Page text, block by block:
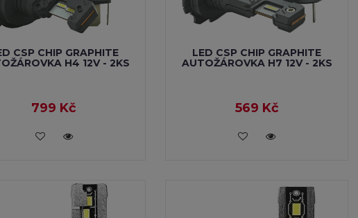
CSP CHIP GRAPHITE
H4 12V - 2KS
799 Kč
VLOŽIT DO KOŠÍKU
LED CSP CHIP GRAPHITE
AUTOŽÁROVKA H7 12V - 2KS
569 Kč
VLOŽIT DO KOŠÍKU